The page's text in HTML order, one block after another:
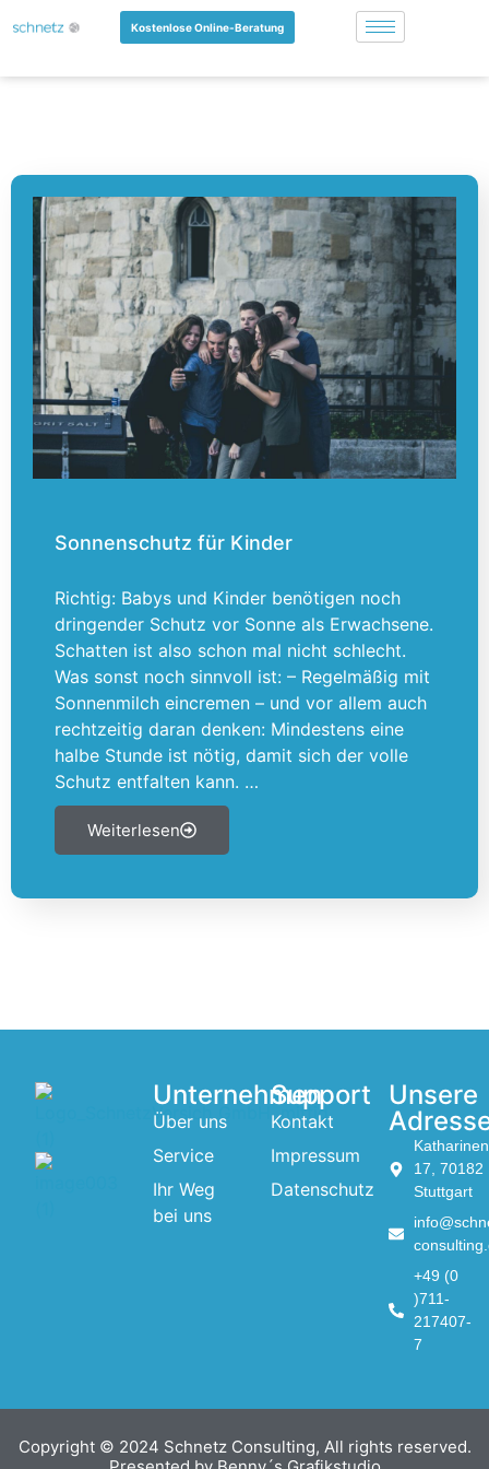
Kostenlose Online-Beratung
Sonnenschutz für Kinder
Richtig: Babys und Kinder benötigen noch
dringender Schutz vor Sonne als Erwachsene.
Schatten ist also schon mal nicht schlecht.
Was sonst noch sinnvoll ist: – Regelmäßig mit
Sonnenmilch eincremen – und vor allem auch
rechtzeitig daran denken: Mindestens eine
halbe Stunde ist nötig, damit sich der volle
Schutz entfalten kann. …
Weiterlesen
Unternehmen
Über uns
Service
Ihr Weg
bei uns
Support
Kontakt
Impressum
Datenschutz
Unsere
17, 70182
Stuttgart
+49 (0
)711-
217407-
7
Copyright © 2024 Schnetz Consulting, All rights reserved.